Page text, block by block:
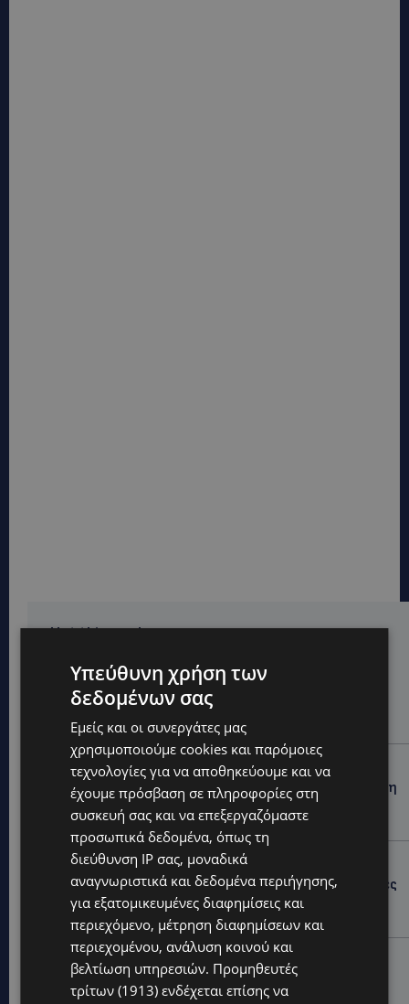
Hot this week
UPDATES
ΚΙΤΡΙΝΗ ΠΡΟΕΙΔΟΠΟΙΗΣΗ: Έτοιμοι για παραλία –
Στους 40°C και σήμερα η Κύπρος-Πότε θα τεθεί σε
ισχύ
UPDATES
ΦΕΙΔΙΑΣ ΠΑΝΑΓΙΩΤΟΥ: Η εμφάνισή του στην εκδήλωση
για Ισαάκ και Σολωμού προκάλεσε αντιδράσεις –
«Ασέβεια προς τους νεκρούς»-(Φώτο)
UPDATES
ΔΗΜΟΣ ΛΑΤΣΙΩΝ – ΓΕΡΙΟΥ: Πάνω από 8.000 υπογραφές
κατά των Δομών Ανηλίκων – Ζητούν γραπτή
δέσμευση από το Κράτος
UPDATES
ΑΓΙΟΣ ΙΩΑΝΝΗΣ ΠΙΤΣΙΛΙΑΣ: Ξανανοίγει η πισίνα του
χωριού – Μια ανάσα δροσιάς για κατοίκους και
Υπεύθυνη χρήση των
δεδομένων σας
Εμείς και οι συνεργάτες μας
χρησιμοποιούμε cookies και παρόμοιες
τεχνολογίες για να αποθηκεύουμε και να
έχουμε πρόσβαση σε πληροφορίες στη
συσκευή σας και να επεξεργαζόμαστε
προσωπικά δεδομένα, όπως τη
διεύθυνση IP σας, μοναδικά
αναγνωριστικά και δεδομένα περιήγησης,
για εξατομικευμένες διαφημίσεις και
περιεχόμενο, μέτρηση διαφημίσεων και
περιεχομένου, ανάλυση κοινού και
βελτίωση υπηρεσιών. Προμηθευτές
τρίτων (1913) ενδέχεται επίσης να